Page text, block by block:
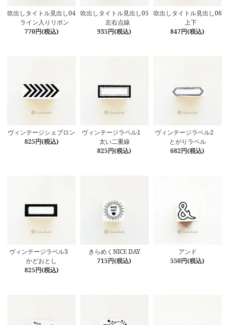
吹出しタイトル見出し04
ライン入りリボン
770円(税込)
吹出しタイトル見出し05
左右点線
935円(税込)
吹出しタイトル見出し06
上下
847円(税込)
ヴィンテージシェブロン
825円(税込)
ヴィンテージラベル1
太い二重線
825円(税込)
ヴィンテージラベル2
とがりラベル
682円(税込)
ヴィンテージラベル3
かどおとし
825円(税込)
きらめくNICE DAY
715円(税込)
アンド
550円(税込)